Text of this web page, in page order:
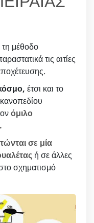
τη μέθοδο
τις αιτίες
έτσι και το
όμιλο
σε μία
ή σε άλλες
σχηματισμό